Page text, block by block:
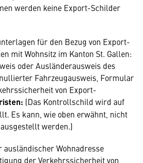
werden keine Export-Schilder
für den Bezug von Export-
mit Wohnsitz im Kanton St. Gallen:
oder Ausländerausweis des
Fahrzeugausweis, Formular
von Export-
(Das Kontrollschild wird auf
Es kann, wie oben erwähnt, nicht
werden.)
ausländischer Wohnadresse
der Verkehrssicherheit von